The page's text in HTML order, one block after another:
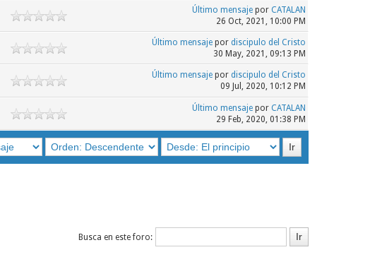
Último mensajepor CATALAN
26 Oct, 2021, 10:00 PM
Último mensajepor discipulo del Cristo
30 May, 2021, 09:13 PM
Último mensajepor discipulo del Cristo
09 Jul, 2020, 10:12 PM
Último mensajepor CATALAN
29 Feb, 2020, 01:38 PM
Busca en este foro: